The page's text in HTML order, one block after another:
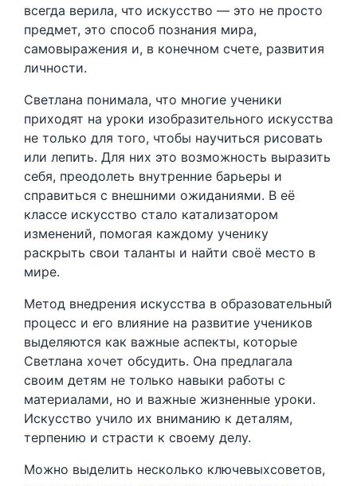
всегда верила, что искусство — это не просто
предмет, это способ познания мира,
самовыражения и, в конечном счете, развития
личности.
Светлана понимала, что многие ученики
приходят на уроки изобразительного искусства
не только для того, чтобы научиться рисовать
или лепить. Для них это возможность выразить
себя, преодолеть внутренние барьеры и
справиться с внешними ожиданиями. В её
классе искусство стало катализатором
изменений, помогая каждому ученику
раскрыть свои таланты и найти своё место в
мире.
Метод внедрения искусства в образовательный
процесс и его влияние на развитие учеников
выделяются как важные аспекты, которые
Светлана хочет обсудить. Она предлагала
своим детям не только навыки работы с
материалами, но и важные жизненные уроки.
Искусство учило их вниманию к деталям,
терпению и страсти к своему делу.
Можно выделить несколько ключевыхсоветов,